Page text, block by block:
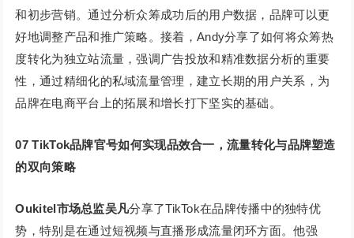
和初步营销。通过分析众筹成功后的用户数据，品牌可以更
好地调整产品和推广策略。接着，Andy分享了如何将众筹热
度转化为独立站流量，强调广告投放和精准数据分析的重要
性，通过精细化的私域流量管理，建立长期的用户关系，为
品牌在电商平台上的拓展和增长打下坚实的基础。
07 TikTok品牌官号如何实现品效合一，流量转化与品牌塑造
的双向策略
Oukitel市场总监吴凡分享了TikTok在品牌传播中的独特优
势，特别是在通过短视频与直播形成流量闭环方面。他强